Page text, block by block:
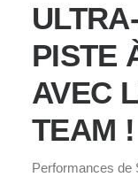
PISTE
AVEC
TEAM !
Performances de